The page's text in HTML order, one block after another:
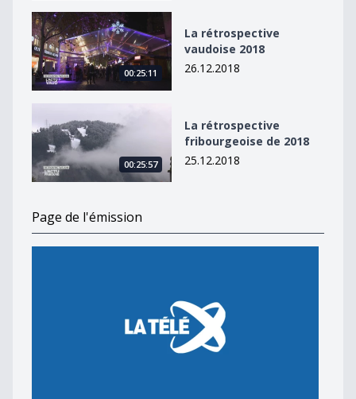
La rétrospective vaudoise 2018
00:25:11
La rétrospective
vaudoise 2018
26.12.2018
00:25:57
La rétrospective
fribourgeoise de 2018
25.12.2018
Page de l'émission